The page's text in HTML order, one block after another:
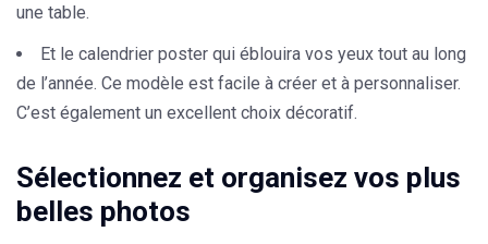
une table.
Et le calendrier poster qui éblouira vos yeux tout au long
de l’année. Ce modèle est facile à créer et à personnaliser.
C’est également un excellent choix décoratif.
Sélectionnez et organisez vos plus
belles photos